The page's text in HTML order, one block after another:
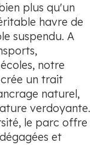
plus qu'un
havre de
suspendu. A
notre
un trait
naturel,
verdoyante.
le parc offre
et